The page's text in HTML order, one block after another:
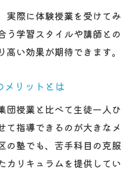
実際に体験授業を受けてみ
う学習スタイルや講師との
い効果が期待できます。
リットとは
団授業と比べて生徒一人ひ
て指導できるのが大きなメ
の塾でも、苦手科目の克服
カリキュラムを提供してい